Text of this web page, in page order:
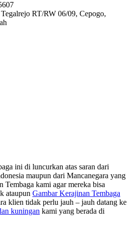
RT/RW 06/09, Cepogo,
ini di luncurkan atas saran dari
maupun dari Mancanegara yang
Tembaga kami agar mereka bisa
ataupun Gambar Kerajinan Tembaga
klien tidak perlu jauh – jauh datang ke
kuningan kami yang berada di